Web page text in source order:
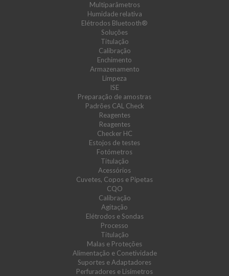
Multiparâmetros
Humidade relativa
Elétrodos Bluetooth®
Soluções
Titulação
Calibração
Enchimento
Armazenamento
Limpeza
ISE
Preparação de amostras
Padrões CAL Check
Reagentes
Reagentes
Checker HC
Estojos de testes
Fotómetros
Titulação
Acessórios
Cuvetes, Copos e Pipetas
CQO
Calibração
Agitação
Elétrodos e Sondas
Processo
Titulação
Malas e Proteções
Alimentação e Conetividade
Suportes e Adaptadores
Perfuradores e Lisímetros